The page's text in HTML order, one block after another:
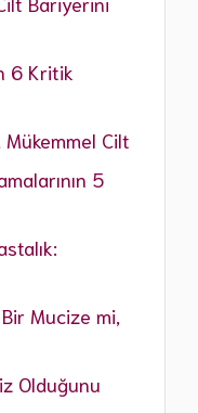
6 Kritik
Mükemmel Cilt
5
Mucize mi,
Olduğunu